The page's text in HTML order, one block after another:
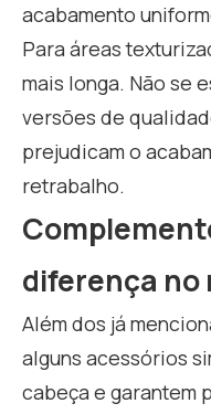
acabamento
Para áreas
mais longa. Não se
versões de
prejudicam o
retrabalho.
diferença
Além dos já
alguns acessórios
cabeça e garantem